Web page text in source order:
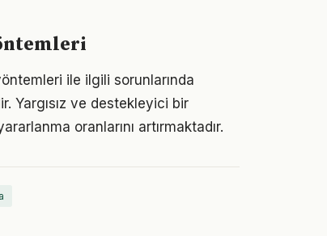
ile ilgili sorunlarında
Yargısız ve destekleyici bir
oranlarını artırmaktadır.